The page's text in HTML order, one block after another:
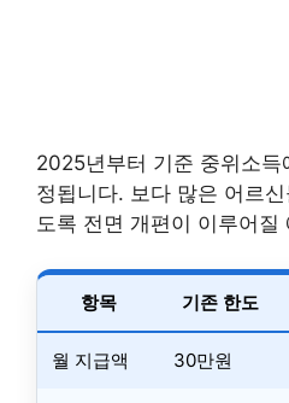
2025년부터 기준 중위소
정됩니다. 보다 많은 어르
도록 전면 개편이 이루어질
항목 기존 한도
월 지급액 30만원